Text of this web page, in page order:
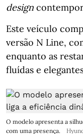
design
Este veículo
versão N Line,
enquanto as
fluídas e
O modelo apresenta a
com uma presença.